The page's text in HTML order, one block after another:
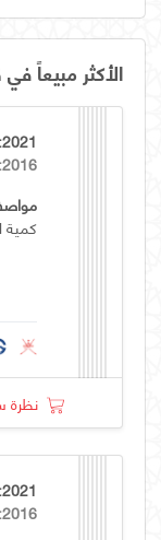
الأكثر مبيعاً
كمية
نظرة